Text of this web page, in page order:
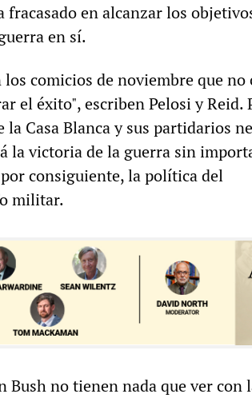
en alcanzar los
en sí.
comicios de noviembre que no
el éxito", escriben Pelosi y Reid.
Casa Blanca y sus partidarios
la victoria de la guerra sin
consiguiente, la política del
militar.
Bush no tienen nada que ver con